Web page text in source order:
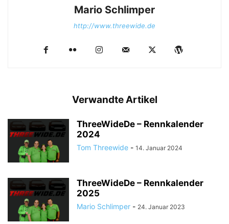
Mario Schlimper
http://www.threewide.de
Verwandte Artikel
ThreeWideDe – Rennkalender
2024
Tom Threewide - 14. Januar 2024
ThreeWideDe – Rennkalender
2025
Mario Schlimper - 24. Januar 2023